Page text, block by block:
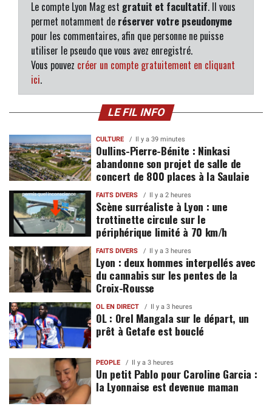
Le compte Lyon Mag est gratuit et facultatif. Il vous
permet notamment de réserver votre pseudonyme
pour les commentaires, afin que personne ne puisse
utiliser le pseudo que vous avez enregistré.
Vous pouvez créer un compte gratuitement en cliquant
ici.
LE FIL INFO
CULTURE Il y a 39 minutes
Oullins-Pierre-Bénite : Ninkasi
abandonne son projet de salle de
concert de 800 places à la Saulaie
FAITS DIVERS Il y a 2 heures
Scène surréaliste à Lyon : une
trottinette circule sur le
périphérique limité à 70 km/h
FAITS DIVERS Il y a 3 heures
Lyon : deux hommes interpellés avec
du cannabis sur les pentes de la
Croix-Rousse
OL EN DIRECT Il y a 3 heures
OL : Orel Mangala sur le départ, un
prêt à Getafe est bouclé
PEOPLE Il y a 3 heures
Un petit Pablo pour Caroline Garcia :
la Lyonnaise est devenue maman